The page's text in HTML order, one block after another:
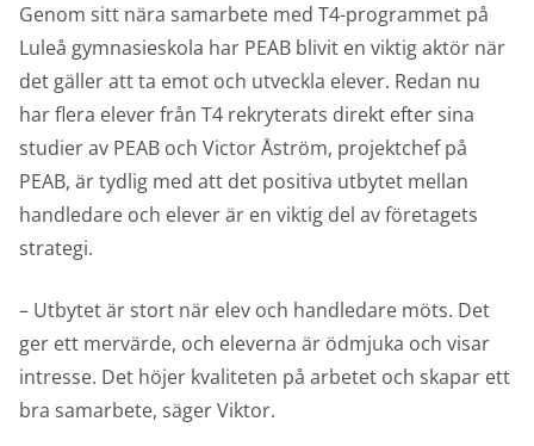
Genom sitt nära samarbete med T4-programmet på
Luleå gymnasieskola har PEAB blivit en viktig aktör när
det gäller att ta emot och utveckla elever. Redan nu
har flera elever från T4 rekryterats direkt efter sina
studier av PEAB och Victor Åström, projektchef på
PEAB, är tydlig med att det positiva utbytet mellan
handledare och elever är en viktig del av företagets
strategi.
– Utbytet är stort när elev och handledare möts. Det
ger ett mervärde, och eleverna är ödmjuka och visar
intresse. Det höjer kvaliteten på arbetet och skapar ett
bra samarbete, säger Viktor.